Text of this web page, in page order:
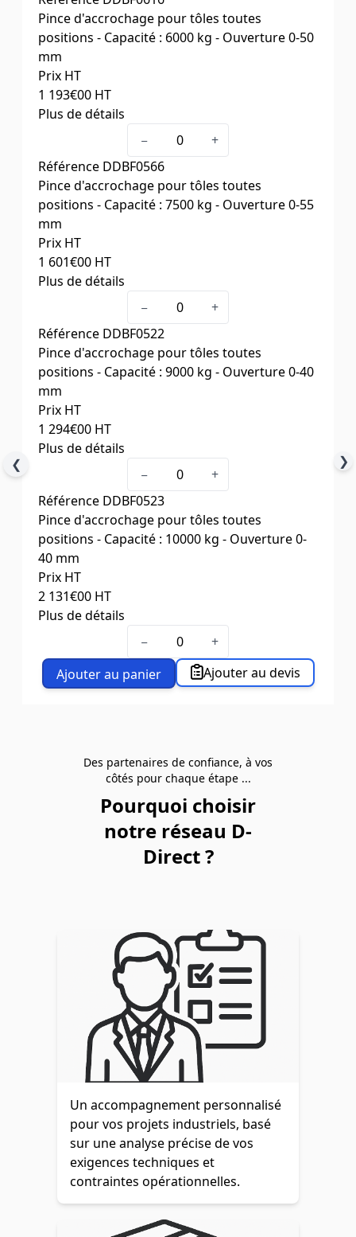
❮ ❯
Ouverture (mm)0-32
Poids (kg)21
Pince d'accrochage pour tôles toutes
positions - Capacité : 6000 kg - Ouverture 0-50
mm
Prix HT
1 193€00 HT
Plus de détails
6000
Ouverture (mm)0-50
Poids (kg)24
−
+
Référence DDBF0566
Pince d'accrochage pour tôles toutes
positions - Capacité : 7500 kg - Ouverture 0-55
mm
Prix HT
1 601€00 HT
Plus de détails
7500
Ouverture (mm)0-55
Poids (kg)30
−
+
Référence DDBF0522
Pince d'accrochage pour tôles toutes
positions - Capacité : 9000 kg - Ouverture 0-40
mm
Prix HT
1 294€00 HT
Plus de détails
7500
Ouverture (mm)0-40
Poids (kg)26
−
+
Référence DDBF0523
Pince d'accrochage pour tôles toutes
positions - Capacité : 10000 kg - Ouverture 0-
40 mm
Prix HT
2 131€00 HT
Plus de détails
12 000
Ouverture (mm)0-52
Poids (kg)42
−
+
Ajouter au panier
Ajouter au devis
Des partenaires de confiance, à vos
côtés pour chaque étape ...
Pourquoi choisir
notre réseau D-
Direct ?
Un accompagnement personnalisé
pour vos projets industriels, basé
sur une analyse précise de vos
exigences techniques et
contraintes opérationnelles.